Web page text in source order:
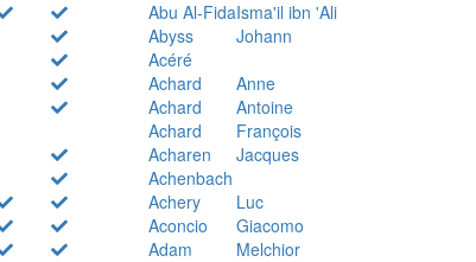
Abu Al-FidaIsma'il ibn 'Ali
Abyss
Johann
Acéré
Achard
Anne
Achard
Antoine
Achard
François
Acharen
Jacques
Achenbach
Achery
Luc
Aconcio
Giacomo
Adam
Melchior